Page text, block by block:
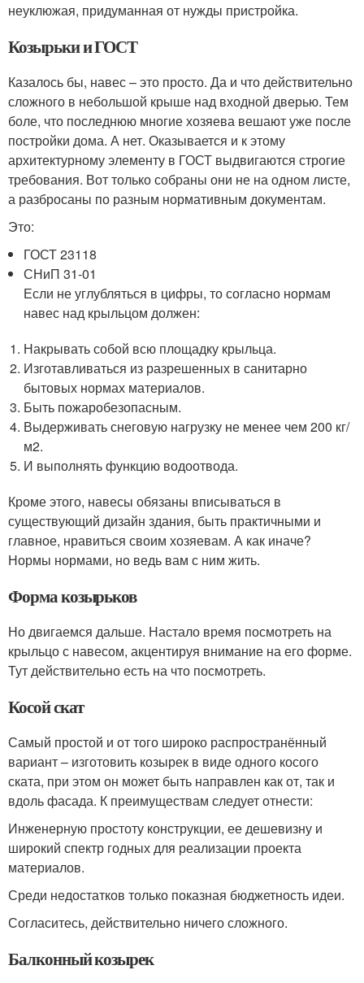
неуклюжая, придуманная от нужды пристройка.
Козырьки и ГОСТ
Казалось бы, навес – это просто. Да и что действительно
сложного в небольшой крыше над входной дверью. Тем
боле, что последнюю многие хозяева вешают уже после
постройки дома. А нет. Оказывается и к этому
архитектурному элементу в ГОСТ выдвигаются строгие
требования. Вот только собраны они не на одном листе,
а разбросаны по разным нормативным документам.
Это:
ГОСТ 23118
СНиП 31-01
Если не углубляться в цифры, то согласно нормам
навес над крыльцом должен:
Накрывать собой всю площадку крыльца.
Изготавливаться из разрешенных в санитарно
бытовых нормах материалов.
Быть пожаробезопасным.
Выдерживать снеговую нагрузку не менее чем 200 кг/
м2.
И выполнять функцию водоотвода.
Кроме этого, навесы обязаны вписываться в
существующий дизайн здания, быть практичными и
главное, нравиться своим хозяевам. А как иначе?
Нормы нормами, но ведь вам с ним жить.
Форма козырьков
Но двигаемся дальше. Настало время посмотреть на
крыльцо с навесом, акцентируя внимание на его форме.
Тут действительно есть на что посмотреть.
Косой скат
Самый простой и от того широко распространённый
вариант – изготовить козырек в виде одного косого
ската, при этом он может быть направлен как от, так и
вдоль фасада. К преимуществам следует отнести:
Инженерную простоту конструкции, ее дешевизну и
широкий спектр годных для реализации проекта
материалов.
Среди недостатков только показная бюджетность идеи.
Согласитесь, действительно ничего сложного.
Балконный козырек